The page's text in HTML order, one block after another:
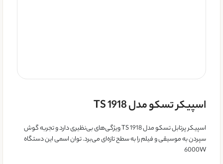
اسپیکر تسکو مدل TS 1918
اسپیکر پرتابل تسکو مدل TS 1918 ویژگی‌های بی‌نظیری دارد و تجربه گوش
سپردن به موسیقی و فیلم را به سطح تازه‌ای می‌برد. توان اسمی این دستگاه
6000W